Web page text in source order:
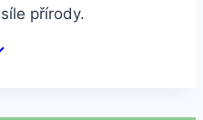
přírody.
Tento